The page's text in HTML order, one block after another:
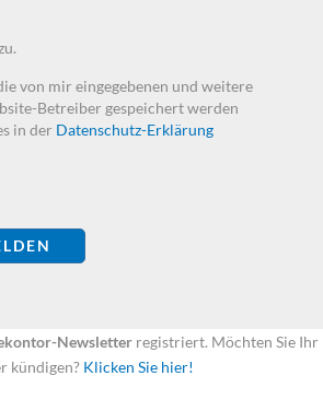
von mir eingegebenen und weitere
Betreiber gespeichert werden
in der Datenschutz-Erklärung
Newsletter registriert. Möchten Sie Ihr
kündigen? Klicken Sie hier!